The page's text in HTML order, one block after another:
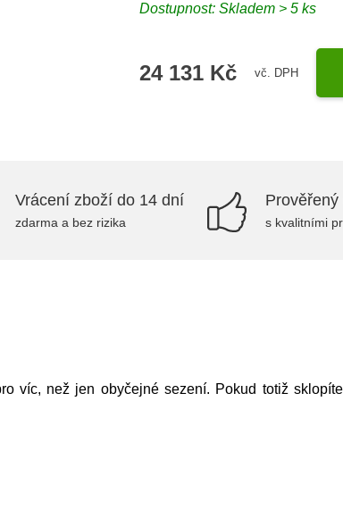
Dostupnost:Skladem > 5 ks
24 131 Kč vč. DPH
Vrácení zboží do 14 dní
zdarma a bez rizika
Prověřený
s kvalitními
víc, než jen obyčejné sezení. Pokud totiž